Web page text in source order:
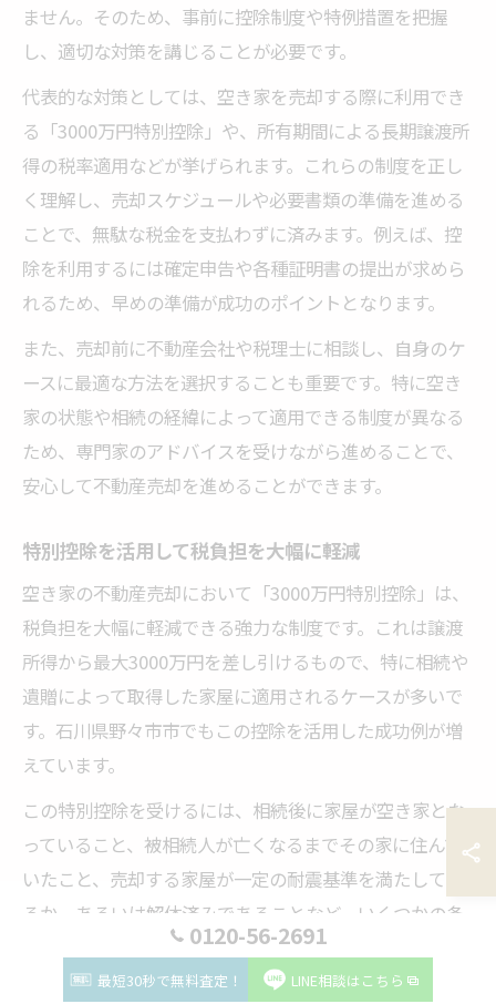
ません。そのため、事前に控除制度や特例措置を把握
し、適切な対策を講じることが必要です。
代表的な対策としては、空き家を売却する際に利用でき
る「3000万円特別控除」や、所有期間による長期譲渡所
得の税率適用などが挙げられます。これらの制度を正し
く理解し、売却スケジュールや必要書類の準備を進める
ことで、無駄な税金を支払わずに済みます。例えば、控
除を利用するには確定申告や各種証明書の提出が求めら
れるため、早めの準備が成功のポイントとなります。
また、売却前に不動産会社や税理士に相談し、自身のケ
ースに最適な方法を選択することも重要です。特に空き
家の状態や相続の経緯によって適用できる制度が異なる
ため、専門家のアドバイスを受けながら進めることで、
安心して不動産売却を進めることができます。
特別控除を活用して税負担を大幅に軽減
空き家の不動産売却において「3000万円特別控除」は、
税負担を大幅に軽減できる強力な制度です。これは譲渡
所得から最大3000万円を差し引けるもので、特に相続や
遺贈によって取得した家屋に適用されるケースが多いで
す。石川県野々市市でもこの控除を活用した成功例が増
えています。
この特別控除を受けるには、相続後に家屋が空き家とな
っていること、被相続人が亡くなるまでその家に住んで
いたこと、売却する家屋が一定の耐震基準を満たしてい
るか、あるいは解体済みであることなど、いくつかの条
件を満たす必要があります。これらの要件を事前に確認
し、必要書類を揃えておくことが肝心です。
0120-56-2691
最短30秒で無料査定！ LINE相談はこちら